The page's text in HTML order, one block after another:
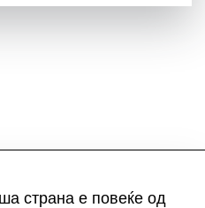
страна е повеќе од